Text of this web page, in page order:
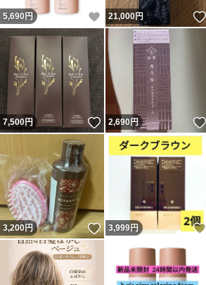
5,690 円 いいね！
21,000円
7,500円 いいね！
2,690円
3,200円 いいね！
3,999円